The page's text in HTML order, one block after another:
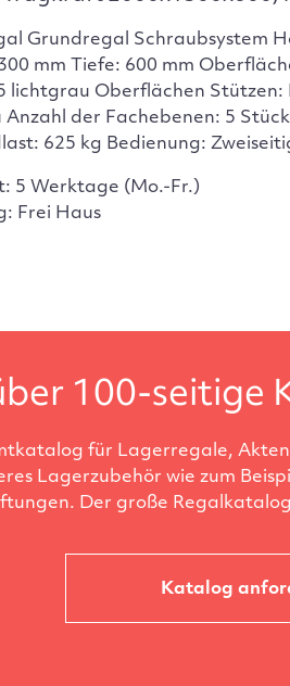
Grundregal Schraubsystem
mm Tiefe: 600 mm
lichtgrau Oberflächen Stützen:
Anzahl der Fachebenen: 5
625 kg Bedienung:
5 Werktage (Mo.-Fr.)
Frei Haus
100-seitige
für Lagerregale,
Lagerzubehör wie zum
Der große
Katalog